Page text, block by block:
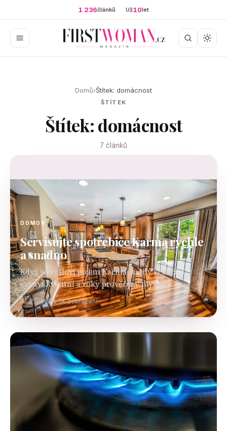
1 236článků Už10let
Domů›Štítek: domácnost
ŠTÍTEK
Štítek: domácnost
7 článků
DOMOV
Servisujte spotřebiče Karma rychle
a snadno
Když se vysloví pojem Karma, každý si určitě
vybaví kvalitní a roky prověřený plynový
spotřebič, který je hodně rozšířený. Pokud si
takový výrobek zakoupíte, pak byste měli myslet
na to,…
13. 2. 2019 4.5K zobrazení